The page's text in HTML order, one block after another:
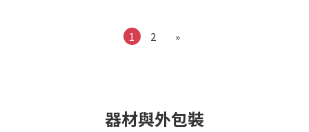
1 2 »
器材與外包裝